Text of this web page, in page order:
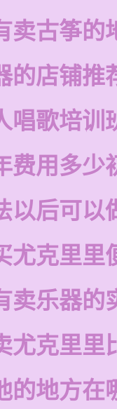
卖古筝的
的店铺推
唱歌培训
费用多少
以后可以
尤克里里
卖乐器的
尤克里里
的地方在